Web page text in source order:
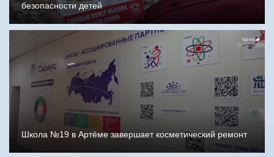
безопасности детей
Школа №19 в Артёме завершает косметический ремонт